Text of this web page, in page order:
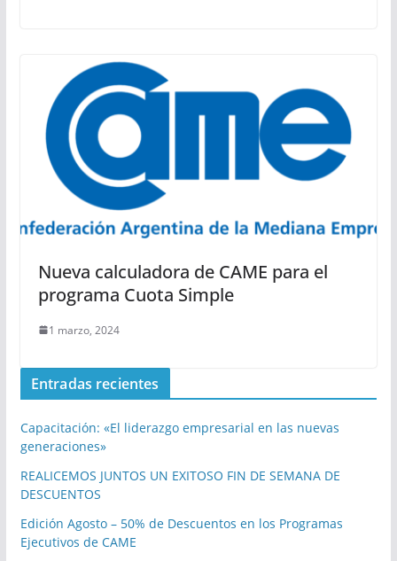
Nueva calculadora de CAME para el
programa Cuota Simple
1 marzo, 2024
Entradas recientes
Capacitación: «El liderazgo empresarial en las nuevas
generaciones»
REALICEMOS JUNTOS UN EXITOSO FIN DE SEMANA DE
DESCUENTOS
Edición Agosto – 50% de Descuentos en los Programas
Ejecutivos de CAME